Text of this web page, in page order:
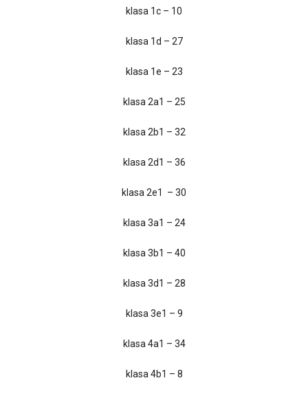
klasa 1c – 10
klasa 1d – 27
klasa 1e – 23
klasa 2a1 – 25
klasa 2b1 – 32
klasa 2d1 – 36
klasa 2e1 – 30
klasa 3a1 – 24
klasa 3b1 – 40
klasa 3d1 – 28
klasa 3e1 – 9
klasa 4a1 – 34
klasa 4b1 – 8